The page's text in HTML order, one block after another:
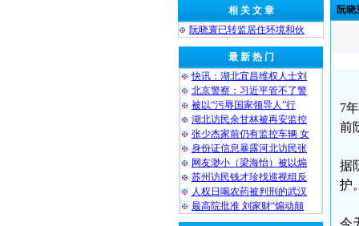
相 关 文 章
阮晓寰已转监居住环境和伙
最 新 热 门
快讯：湖北宜昌维权人士刘
北京警察：习近平管不了警
被以“污辱国家领导人”行
湖北访民余甘林被再安监控
张少杰家前仍有监控车辆 女
身份证信息暴露河北访民张
网友渺小（梁海怡）被以煽
苏州访民钱才珍找巡视组反
人权日喝农药被判刑的武汉
最高院批准 刘家财“煽动颠
阮
7
前
据
护
今